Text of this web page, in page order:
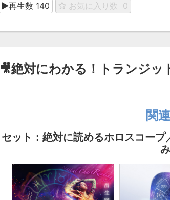
再生数 140 お気に入り数 0
🎥絶対にわかる！トランジ
関
セット：絶対に読めるホロスコー
み